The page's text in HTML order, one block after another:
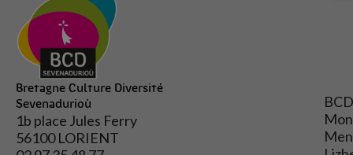
Bretagne Culture Diversité
Sevenadurioù
1b place Jules Ferry
56100 LORIENT